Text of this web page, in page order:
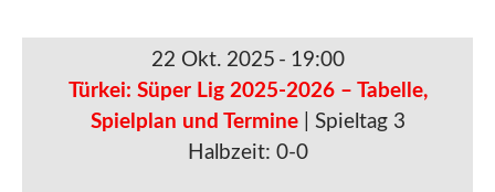
22 Okt. 2025 - 19:00
Türkei: Süper Lig 2025-2026 – Tabelle,
Spielplan und Termine
| Spieltag 3
Halbzeit: 0-0